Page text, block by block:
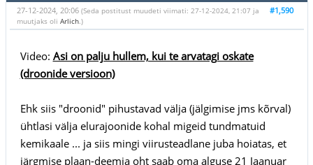
#1,590
27-12-2024, 20:06 (Seda postitust muudeti viimati: 27-12-2024, 21:07 ja
muutjaks oli Arlich.)
Video: Asi on palju hullem, kui te arvatagi oskate
(droonide versioon)
Ehk siis "droonid" pihustavad välja (jälgimise jms kõrval)
ühtlasi välja elurajoonide kohal migeid tundmatuid
kemikaale ... ja siis mingi viirusteadlane juba hoiatas, et
järgmise plaan-deemia oht saab oma alguse 21 Jaanuar